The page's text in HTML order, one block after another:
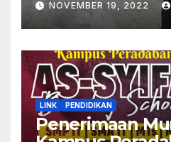
NOVEMBER 19, 2022
LINK PENDIDIKAN
Penerimaan